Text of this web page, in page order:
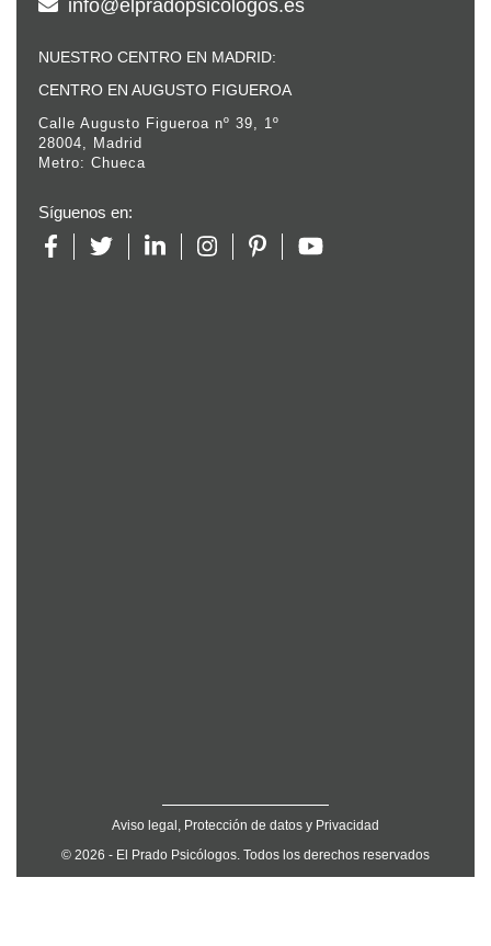
info@elpradopsicologos.es
NUESTRO CENTRO EN MADRID:
CENTRO EN AUGUSTO FIGUEROA
Calle Augusto Figueroa nº 39, 1º
28004, Madrid
Metro: Chueca
Síguenos en:
Aviso legal, Protección de datos y Privacidad
© 2026 - El Prado Psicólogos. Todos los derechos reservados